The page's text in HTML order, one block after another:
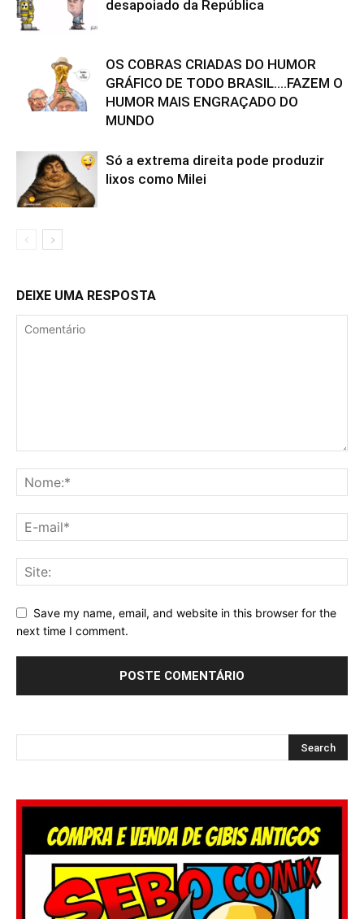
desapoiado da República
OS COBRAS CRIADAS DO HUMOR
GRÁFICO DE TODO BRASIL….FAZEM O
HUMOR MAIS ENGRAÇADO DO
MUNDO
Só a extrema direita pode produzir
lixos como Milei
DEIXE UMA RESPOSTA
Save my name, email, and website in this browser for the
next time I comment.